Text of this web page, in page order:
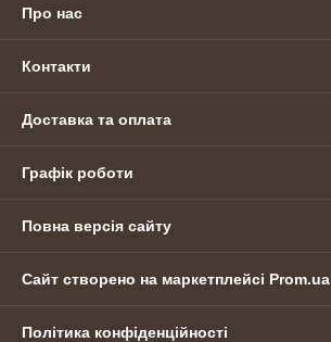
Про нас
Контакти
Доставка та оплата
Графік роботи
Повна версія сайту
Сайт створено на маркетплейсі Prom.ua
Політика конфіденційності